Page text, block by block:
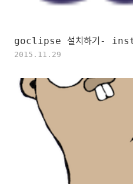
goclipse 설치하기-
2015.11.29